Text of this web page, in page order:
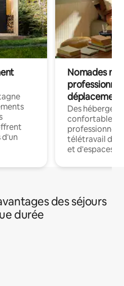
d'un
Nomades
déplacement
Des
confortables
professionnels
télétravail
et d'espaces
des séjours
durée